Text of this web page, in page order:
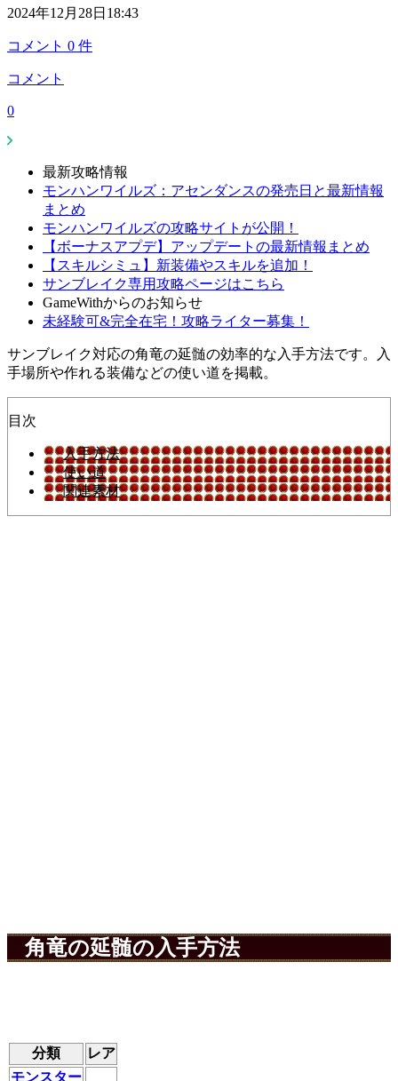
2024年12月28日18:43
コメント 0 件
コメント
0
最新攻略情報
モンハンワイルズ：アセンダンスの発売日と最新情報
まとめ
モンハンワイルズの攻略サイトが公開！
【ボーナスアプデ】アップデートの最新情報まとめ
【スキルシミュ】新装備やスキルを追加！
サンブレイク専用攻略ページはこちら
GameWithからのお知らせ
未経験可&完全在宅！攻略ライター募集！
サンブレイク対応の角竜の延髄の効率的な入手方法です。入
手場所や作れる装備などの使い道を掲載。
目次
入手方法
使い道
関連素材
角竜の延髄の入手方法
分類
レア
モンスター